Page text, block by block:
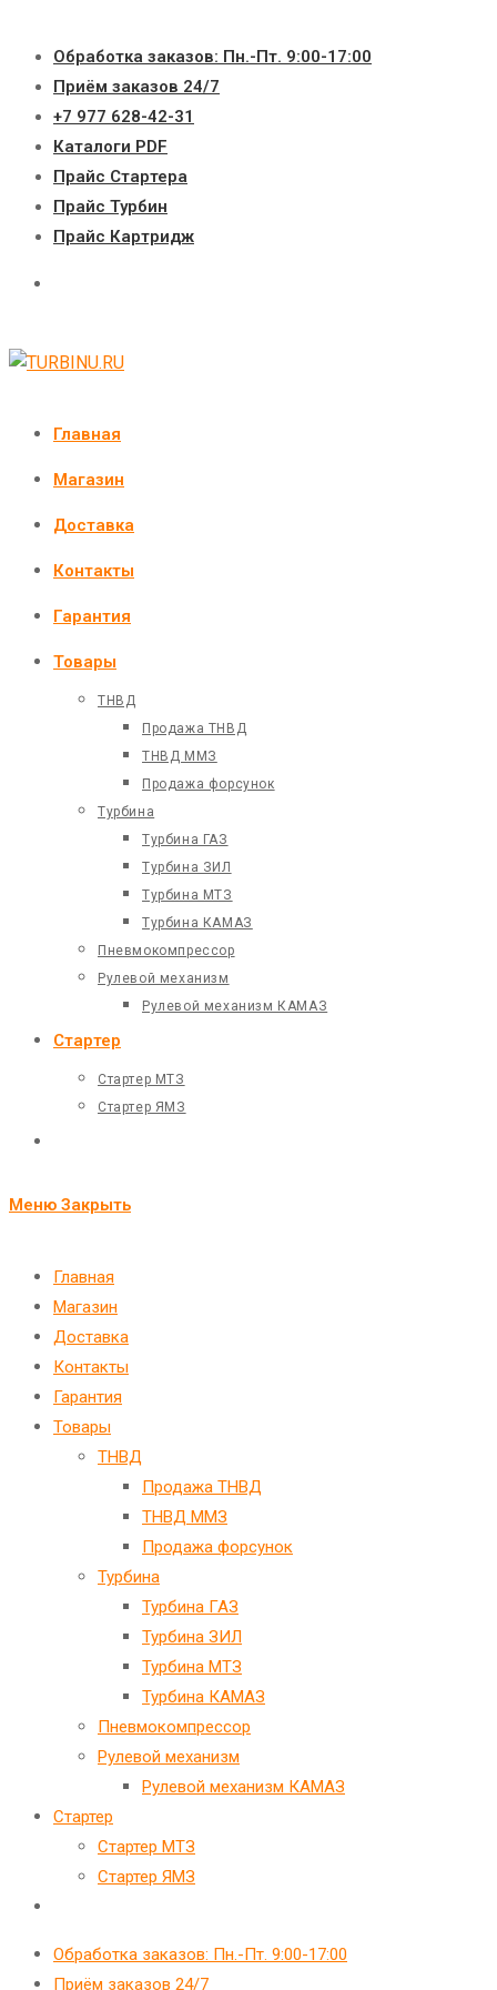
содержимому
Обработка заказов: Пн.-Пт. 9:00-17:00
Приём заказов 24/7
+7 977 628-42-31
Каталоги PDF
Прайс Стартера
Прайс Турбин
Прайс Картридж
Главная
Магазин
Доставка
Контакты
Гарантия
Товары
ТНВД
Продажа ТНВД
ТНВД ММЗ
Продажа форсунок
Турбина
Турбина ГАЗ
Турбина ЗИЛ
Турбина МТЗ
Турбина КАМАЗ
Пневмокомпрессор
Рулевой механизм
Рулевой механизм КАМАЗ
Стартер
Стартер МТЗ
Стартер ЯМЗ
веб-
Меню Закрыть
Главная
Магазин
Доставка
Контакты
Гарантия
Товары
ТНВД
Продажа ТНВД
ТНВД ММЗ
Продажа форсунок
Турбина
Турбина ГАЗ
Турбина ЗИЛ
Турбина МТЗ
Турбина КАМАЗ
Пневмокомпрессор
Рулевой механизм
Рулевой механизм КАМАЗ
Стартер
Стартер МТЗ
Стартер ЯМЗ
по
Обработка заказов: Пн.-Пт. 9:00-17:00
Приём заказов 24/7